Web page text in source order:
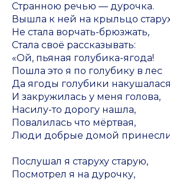
Странною речью — дурочка.
Вышла к ней на крыльцо
Не стала ворчать-брюзжать,
Стала своё рассказывать:
«Ой, пьяная голубика-ягода!
Пошла это я по голубику в лес
Да ягоды голубики
И закружилась у меня голова,
Насилу-то дорогу нашла,
Повалилась что мёртвая,
Люди добрые домой
Послушал я старуху старую,
Посмотрел я на дурочку,